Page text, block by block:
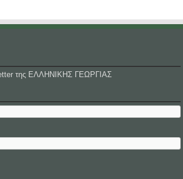
της ΕΛΛΗΝΙΚΗΣ ΓΕΩΡΓΙΑΣ